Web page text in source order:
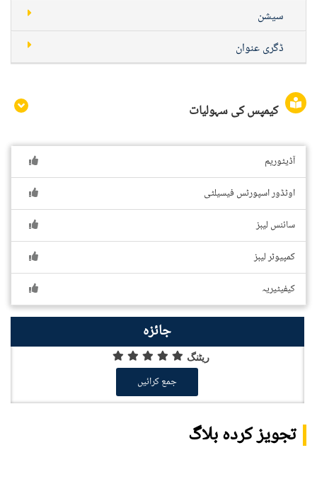
سیشن
ڈگری عنوان
کیمپس کی سہولیات
آڈیٹوریم
اوٹڈور اسپورٹس فیسیلٹی
سائنس لیبز
کمپیوٹر لیبز
کیفیٹیریہ
جائزہ
ریٹنگ
جمع کرائیں
تجویز کردہ بلاگ